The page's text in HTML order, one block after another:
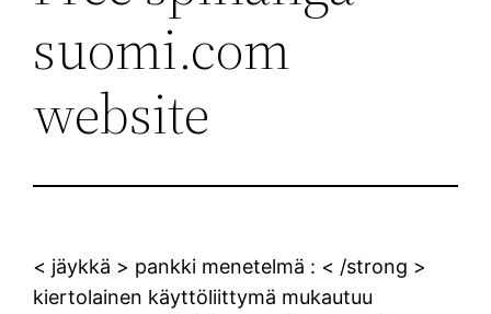
suomi.com
website
< jäykkä > pankki menetelmä : < /strong >
kiertolainen käyttöliittymä mukautuu